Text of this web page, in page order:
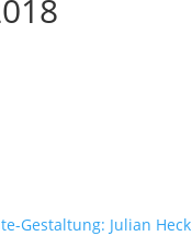
Gestaltung: Julian Heck